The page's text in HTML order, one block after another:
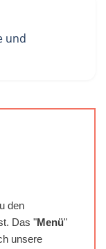
und
den
Das "Menü"
unsere